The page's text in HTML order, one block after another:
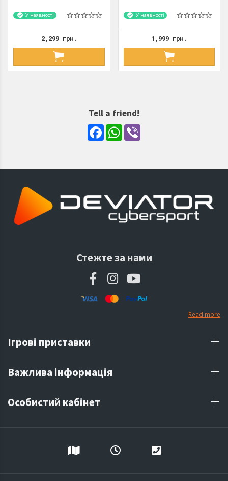
У наявності
2,299 грн.
У наявності
1,999 грн.
Tell a friend!
FacebookWhatsApp
Стежте за нами
Read more
Ігрові приставки
Важлива інформація
Особистий кабінет